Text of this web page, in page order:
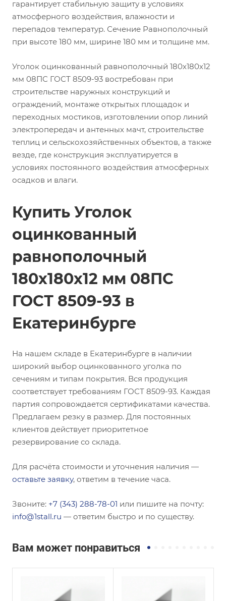
гарантирует стабильную защиту в условиях
атмосферного воздействия, влажности и
перепадов температур. Сечение Равнополочный
при высоте 180 мм, ширине 180 мм и толщине мм.
Уголок оцинкованный равнополочный 180х180х12
мм 08ПС ГОСТ 8509-93 востребован при
строительстве наружных конструкций и
ограждений, монтаже открытых площадок и
переходных мостиков, изготовлении опор линий
электропередач и антенных мачт, строительстве
теплиц и сельскохозяйственных объектов, а также
везде, где конструкция эксплуатируется в
условиях постоянного воздействия атмосферных
осадков и влаги.
Купить Уголок
оцинкованный
равнополочный
180х180х12 мм 08ПС
ГОСТ 8509-93 в
Екатеринбурге
На нашем складе в Екатеринбурге в наличии
широкий выбор оцинкованного уголка по
сечениям и типам покрытия. Вся продукция
соответствует требованиям ГОСТ 8509-93. Каждая
партия сопровождается сертификатами качества.
Предлагаем резку в размер. Для постоянных
клиентов действует приоритетное
резервирование со склада.
Для расчёта стоимости и уточнения наличия —
оставьте заявку, ответим в течение часа.
Звоните: +7 (343) 288-78-01 или пишите на почту:
info@1stall.ru — ответим быстро и по существу.
Вам может понравиться
Неравнополочны
Неравнополочны